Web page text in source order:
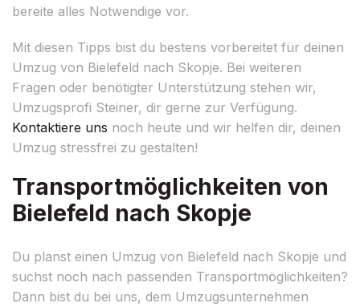
bereite alles Notwendige vor.
Mit diesen Tipps bist du bestens vorbereitet für deinen
Umzug von Bielefeld nach Skopje. Bei weiteren
Fragen oder benötigter Unterstützung stehen wir,
Umzugsprofi Steiner, dir gerne zur Verfügung.
Kontaktiere uns noch heute und wir helfen dir, deinen
Umzug stressfrei zu gestalten!
Transportmöglichkeiten von
Bielefeld nach Skopje
Du planst einen Umzug von Bielefeld nach Skopje und
suchst noch nach passenden Transportmöglichkeiten?
Dann bist du bei uns, dem Umzugsunternehmen